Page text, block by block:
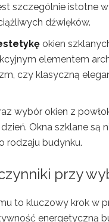
szczególnie istotne
dźwięków.
okien
elementem
czy klasyczną
wybór okien z
Okna szklane są
rodzaju budynku.
przy
to kluczowy krok w
energetyczną